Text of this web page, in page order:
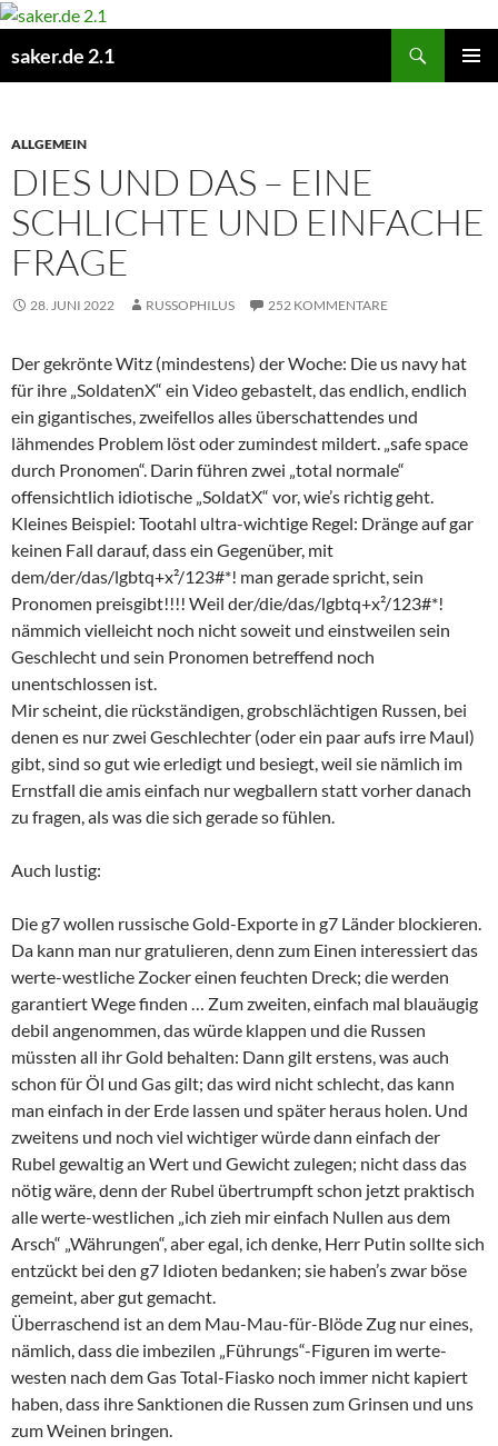
Zum
springen
saker.de 2.1
ALLGEMEIN
DIES UND DAS – EINE
SCHLICHTE UND EINFACHE
FRAGE
28. JUNI 2022 RUSSOPHILUS 252 KOMMENTARE
Der gekrönte Witz (mindestens) der Woche: Die us navy hat
für ihre „SoldatenX“ ein Video gebastelt, das endlich, endlich
ein gigantisches, zweifellos alles überschattendes und
lähmendes Problem löst oder zumindest mildert. „safe space
durch Pronomen“. Darin führen zwei „total normale“
offensichtlich idiotische „SoldatX“ vor, wie’s richtig geht.
Kleines Beispiel: Tootahl ultra-wichtige Regel: Dränge auf gar
keinen Fall darauf, dass ein Gegenüber, mit
dem/der/das/lgbtq+x²/123#*! man gerade spricht, sein
Pronomen preisgibt!!!! Weil der/die/das/lgbtq+x²/123#*!
nämmich vielleicht noch nicht soweit und einstweilen sein
Geschlecht und sein Pronomen betreffend noch
unentschlossen ist.
Mir scheint, die rückständigen, grobschlächtigen Russen, bei
denen es nur zwei Geschlechter (oder ein paar aufs irre Maul)
gibt, sind so gut wie erledigt und besiegt, weil sie nämlich im
Ernstfall die amis einfach nur wegballern statt vorher danach
zu fragen, als was die sich gerade so fühlen.
Auch lustig:
Die g7 wollen russische Gold-Exporte in g7 Länder blockieren.
Da kann man nur gratulieren, denn zum Einen interessiert das
werte-westliche Zocker einen feuchten Dreck; die werden
garantiert Wege finden … Zum zweiten, einfach mal blauäugig
debil angenommen, das würde klappen und die Russen
müssten all ihr Gold behalten: Dann gilt erstens, was auch
schon für Öl und Gas gilt; das wird nicht schlecht, das kann
man einfach in der Erde lassen und später heraus holen. Und
zweitens und noch viel wichtiger würde dann einfach der
Rubel gewaltig an Wert und Gewicht zulegen; nicht dass das
nötig wäre, denn der Rubel übertrumpft schon jetzt praktisch
alle werte-westlichen „ich zieh mir einfach Nullen aus dem
Arsch“ „Währungen“, aber egal, ich denke, Herr Putin sollte sich
entzückt bei den g7 Idioten bedanken; sie haben’s zwar böse
gemeint, aber gut gemacht.
Überraschend ist an dem Mau-Mau-für-Blöde Zug nur eines,
nämlich, dass die imbezilen „Führungs“-Figuren im werte-
westen nach dem Gas Total-Fiasko noch immer nicht kapiert
haben, dass ihre Sanktionen die Russen zum Grinsen und uns
zum Weinen bringen.